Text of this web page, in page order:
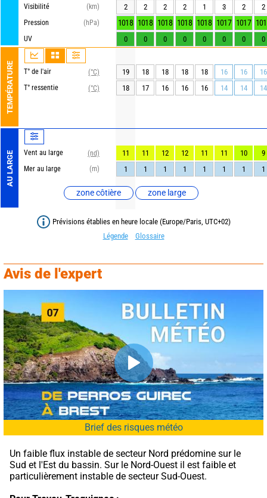
Visibilité
(km)
Pression
(hPa)
UV
TEMPÉRATURE T° de l'air
(°C)
T° ressentie
(°C)
AU LARGE Vent au large
(nd)
Mer au large
(m)
zone côtière zone large
2 2 2 2 1 3 2 2
1018 1018 1018 1018 1018 1017 1017
0 0 0 0 0 0 0 0
19 18 18 18 18 16 16
16
18
17 16 16 16 14 14 14
11 11 12 12 11 11 10
9
1
1 1 1 1 1 1 1
Prévisions établies en heure locale (Europe/Paris, UTC+02)
Légende
Glossaire
Avis de l'expert
Brief des risques météo
Un faible flux instable de secteur Nord prédomine sur le
Sud et l'Est du bassin. Sur le Nord-Ouest il est faible et
particulièrement instable de secteur Sud-Ouest.